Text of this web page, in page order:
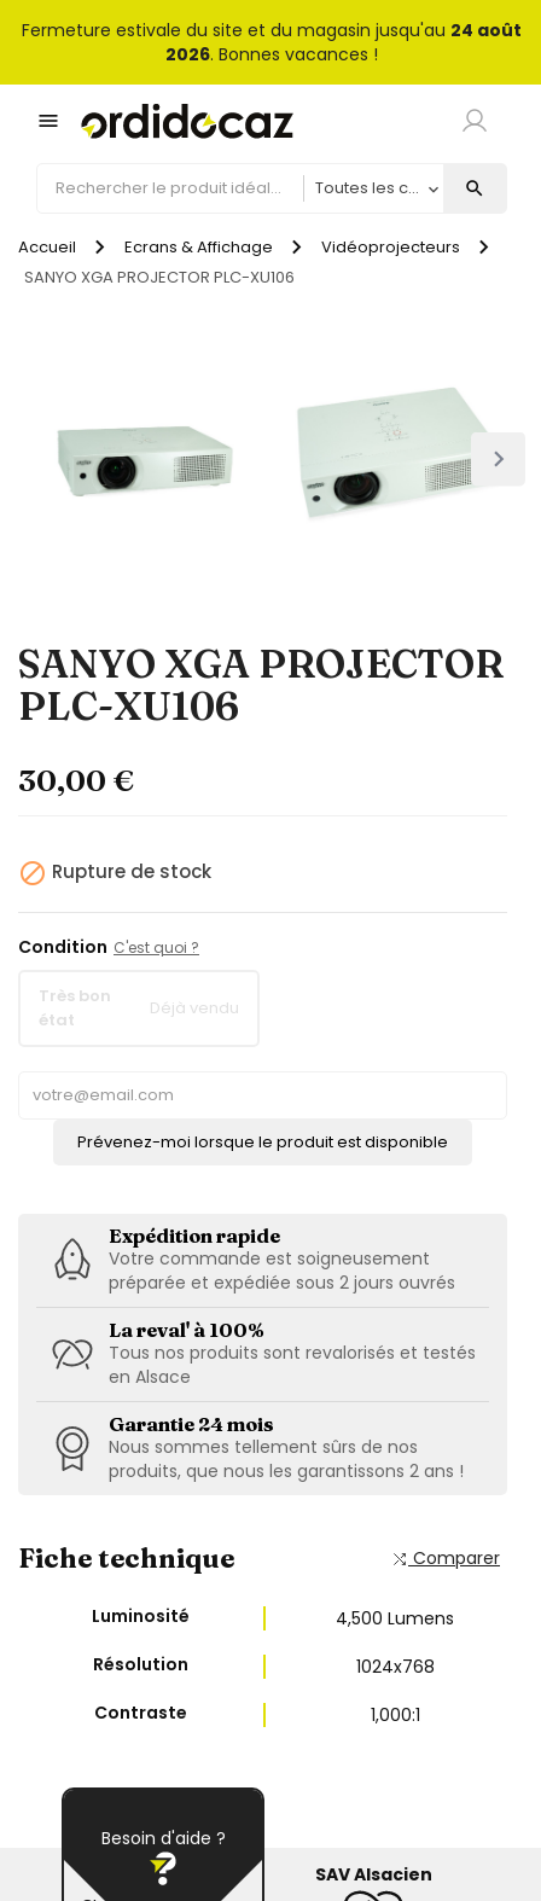
Fermeture estivale du site et du magasin jusqu'au 24 août
2026. Bonnes vacances !
menu
search
Accueil Ecrans & Affichage
Vidéoprojecteurs
SANYO XGA PROJECTOR PLC-XU106

SANYO XGA PROJECTOR
PLC-XU106
30,00 €
 Rupture de stock
Condition C'est quoi ?
Très bon
état
Déjà vendu
Prévenez-moi lorsque le produit est disponible
Expédition rapide
Votre commande est soigneusement
préparée et expédiée sous 2 jours ouvrés
La reval' à 100%
Tous nos produits sont revalorisés et testés
en Alsace
Garantie 24 mois
Nous sommes tellement sûrs de nos
produits, que nous les garantissons 2 ans !
Fiche technique Comparer
Luminosité
4,500 Lumens
Résolution
1024x768
Contraste
1,000:1
Besoin d'aide ?
SAV Alsacien